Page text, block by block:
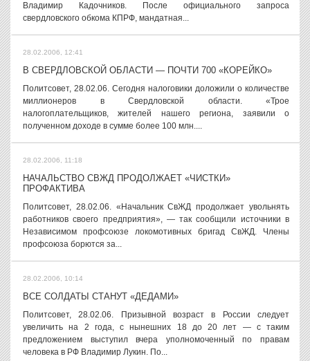
Владимир Кадочников. После официального запроса
свердловского обкома КПРФ, мандатная...
28.02.2006, 12:41
В СВЕРДЛОВСКОЙ ОБЛАСТИ — ПОЧТИ 700 «КОРЕЙКО»
Политсовет, 28.02.06. Сегодня налоговики доложили о количестве
миллионеров в Свердловской области. «Трое
налогоплательщиков, жителей нашего региона, заявили о
полученном доходе в сумме более 100 млн....
28.02.2006, 11:18
НАЧАЛЬСТВО СВЖД ПРОДОЛЖАЕТ «ЧИСТКИ»
ПРОФАКТИВА
Политсовет, 28.02.06. «Начальник СвЖД продолжает увольнять
работников своего предприятия», — так сообщили источники в
Независимом профсоюзе локомотивных бригад СвЖД. Члены
профсоюза борются за...
28.02.2006, 10:14
ВСЕ СОЛДАТЫ СТАНУТ «ДЕДАМИ»
Политсовет, 28.02.06. Призывной возраст в России следует
увеличить на 2 года, с нынешних 18 до 20 лет — с таким
предложением выступил вчера уполномоченный по правам
человека в РФ Владимир Лукин. По...